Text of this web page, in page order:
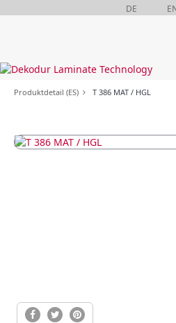
DE
navegación
Produktdetail (ES) T 386 MAT / HGL